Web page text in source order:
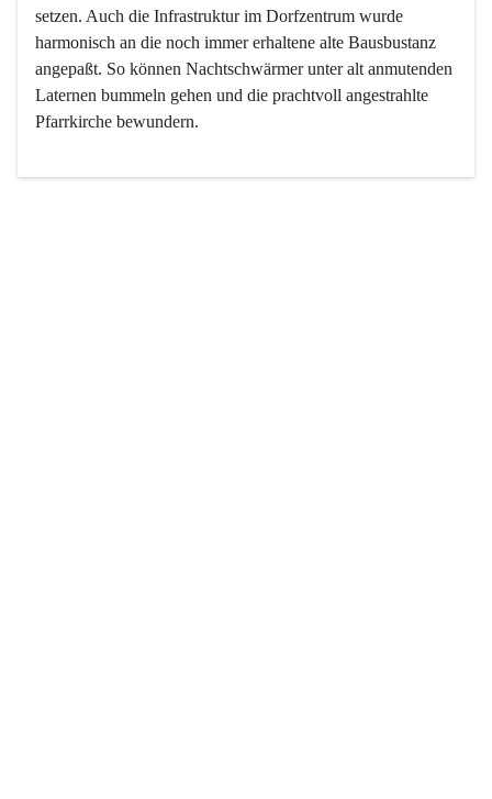
setzen. Auch die Infrastruktur im Dorfzentrum wurde
harmonisch an die noch immer erhaltene alte Bausbustanz
angepaßt. So können Nachtschwärmer unter alt anmutenden
Laternen bummeln gehen und die prachtvoll angestrahlte
Pfarrkirche bewundern.
Der Weinbau dominert heute nicht mehr, ist aber integrativer